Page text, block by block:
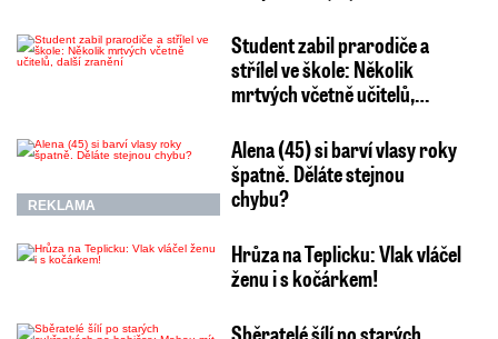
Student zabil prarodiče a
střílel ve škole: Několik
mrtvých včetně učitelů,…
REKLAMA
Alena (45) si barví vlasy roky
špatně. Děláte stejnou
chybu?
Hrůza na Teplicku: Vlak vláčel
ženu i s kočárkem!